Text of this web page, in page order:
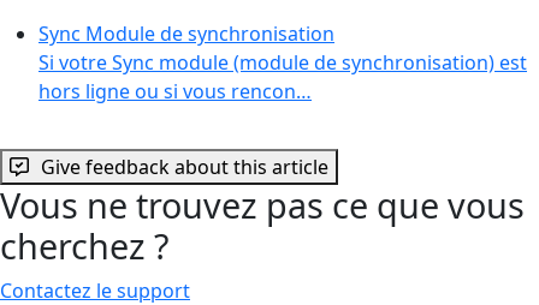
Sync Module de synchronisation
Si votre Sync module (module de synchronisation) est
hors ligne ou si vous rencon…
Give feedback about this article
Vous ne trouvez pas ce que vous
cherchez ?
Contactez le support